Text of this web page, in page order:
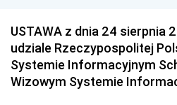
USTAWA z dnia 24 sierpnia
udziale Rzeczypospolitej
Systemie Informacyjnym
Wizowym Systemie